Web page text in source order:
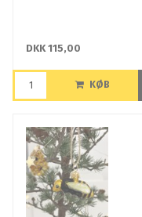
DKK 115,00
KØB